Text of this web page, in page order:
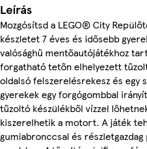
Leírás
Mozgósítsd a LEGO® City
készletet 7 éves és idősebb
valósághű mentőautójátékhoz
forgatható tetőn elhelyezett
oldalsó felszerelésrekesz és egy
gyerekek egy forgógombbal
tűzoltó készülékből vízzel
kiszerelhetik a motort. A játék
gumiabronccsal és